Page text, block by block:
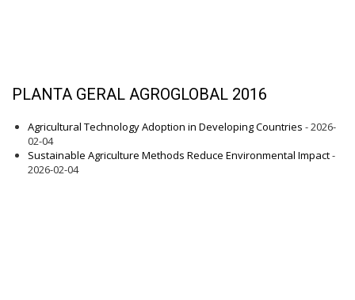
PLANTA GERAL AGROGLOBAL 2016
Agricultural Technology Adoption in Developing Countries - 2026-
02-04
Sustainable Agriculture Methods Reduce Environmental Impact-
2026-02-04